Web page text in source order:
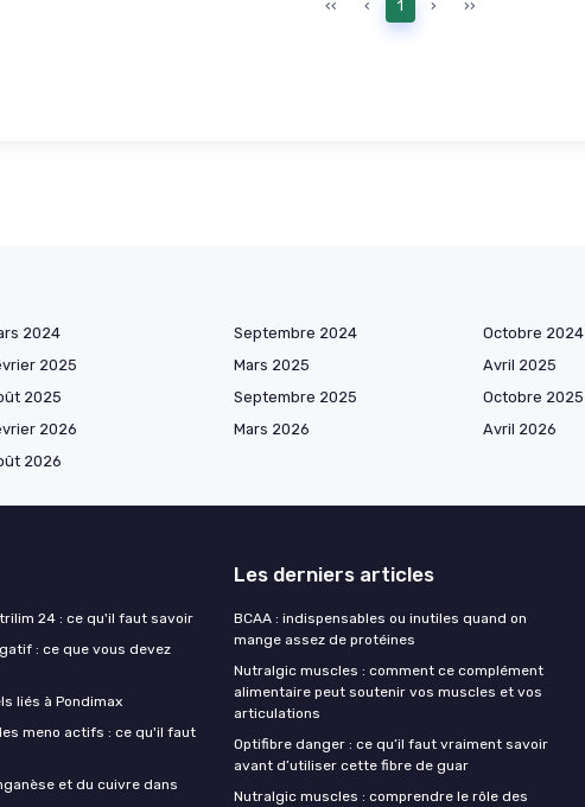
‹‹ ‹ 1 › ››
2024 Septembre 2024 Octobre 2024
2025 Mars 2025 Avril 2025
2025 Septembre 2025 Octobre 2025
2026 Mars 2026 Avril 2026
2026
24 : ce qu'il faut savoir
: ce que vous devez
liés à Pondimax
meno actifs : ce qu'il faut
et du cuivre dans
Les derniers articles
BCAA : indispensables ou inutiles quand on
mange assez de protéines
Nutralgic muscles : comment ce complément
alimentaire peut soutenir vos muscles et vos
articulations
Optifibre danger : ce qu’il faut vraiment savoir
avant d’utiliser cette fibre de guar
Nutralgic muscles : comprendre le rôle des